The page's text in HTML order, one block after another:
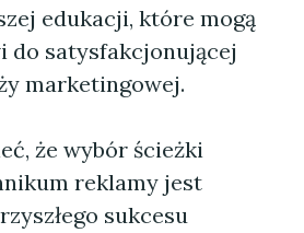
edukacji, które mogą
do satysfakcjonującej
marketingowej.
że wybór ścieżki
reklamy jest
sukcesu